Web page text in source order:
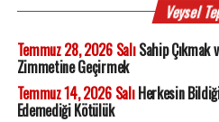
Veysel
Temmuz 28, 2026 SalıSahip Çıkmak
Zimmetine Geçirmek
Temmuz 14, 2026 SalıHerkesin
Edemediği Kötülük